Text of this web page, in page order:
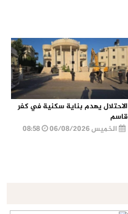
الاحتلال يهدم بناية سكنية في كفر
قاسم
الخميس 06/08/2026
08:58